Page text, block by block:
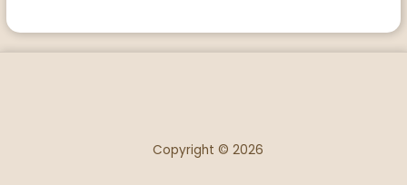
Copyright © 2026